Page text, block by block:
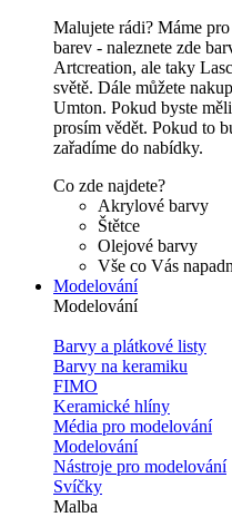
Malujete rádi? Máme
barev - naleznete zde
Artcreation, ale taky
světě. Dále můžete
Umton. Pokud byste
prosím vědět. Pokud to
zařadíme do nabídky.
Co zde najdete?
Akrylové barvy
Štětce
Olejové barvy
Vše co Vás
Modelování
Modelování
Barvy a plátkové listy
Barvy na keramiku
FIMO
Keramické hlíny
Média pro modelování
Modelování
Nástroje pro modelování
Svíčky
Malba